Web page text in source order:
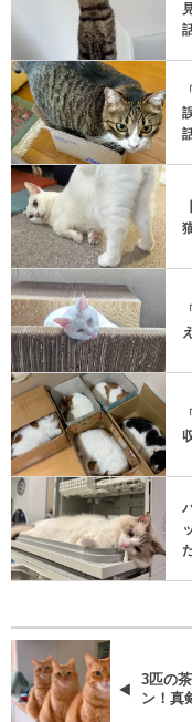
3匹の
ン！真